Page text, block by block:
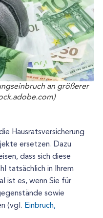
an größerer
Hausratsversicherung
ersetzen. Dazu
dass sich diese
tatsächlich in Ihrem
ist es, wenn Sie für
sowie
(vgl. Einbruch,